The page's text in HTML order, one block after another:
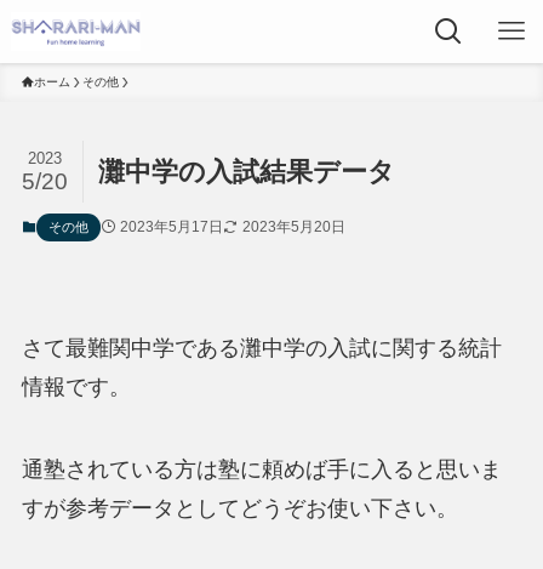
ホーム その他
灘中学の入試結果データ
2023
5/20
その他 2023年5月17日 2023年5月20日
さて最難関中学である灘中学の入試に関する統計
情報です。
通塾されている方は塾に頼めば手に入ると思いま
すが参考データとしてどうぞお使い下さい。